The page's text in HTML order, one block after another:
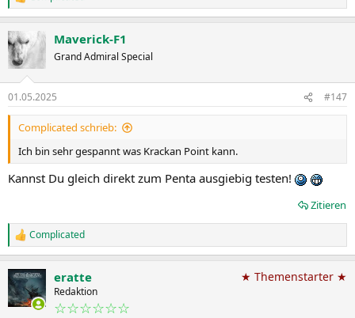
e
k
t
i
e
n
Maverick-F1
Grand Admiral Special
01.05.2025 #147
Complicated schrieb:
Ich bin sehr gespannt was Krackan Point kann.
Kannst Du gleich direkt zum Penta ausgiebig testen!
Zitieren
R
e
k
t
i
Complicated
eratte
Redaktion
☆☆☆☆☆☆
★ Themenstarter ★